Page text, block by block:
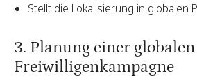
Stellt die Lokalisierung in globalen
3. Planung einer globalen
Freiwilligenkampagne